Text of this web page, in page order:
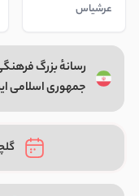
عرشیاس
رسانهٔ بزرگ
جمهوری اسلامی